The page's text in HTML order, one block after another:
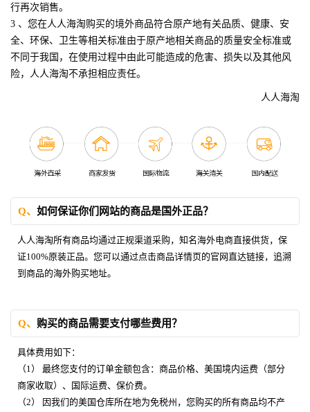
行再次销售。
3 、您在人人海淘购买的境外商品符合原产地有关品质、健康、安
全、环保、卫生等相关标准由于原产地相关商品的质量安全标准或
不同于我国，在使用过程中由此可能造成的危害、损失以及其他风
险，人人海淘不承担相应责任。
人人海淘
Q、 如何保证你们网站的商品是国外正品？
人人海淘所有商品均通过正规渠道采购，知名海外电商直接供货，保
证100%原装正品。您可以通过点击商品详情页的官网直达链接，追溯
到商品的海外购买地址。
Q、 购买的商品需要支付哪些费用？
具体费用如下：
（1） 最终您支付的订单金额包含：商品价格、美国境内运费（部分
商家收取）、国际运费、保价费。
（2） 因我们的美国仓库所在地为免税州，您购买的所有商品均不产